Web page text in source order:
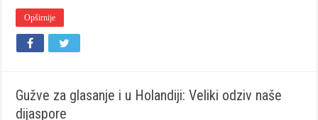
Opširnije
Gužve za glasanje i u Holandiji: Veliki odziv naše
dijaspore